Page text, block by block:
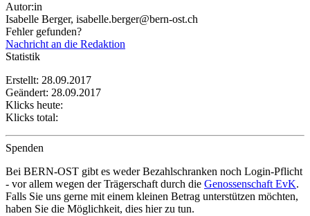
Autor:in
Isabelle Berger, isabelle.berger@bern-ost.ch
Fehler gefunden?
Nachricht an die Redaktion
Statistik
Erstellt: 28.09.2017
Geändert: 28.09.2017
Klicks heute:
Klicks total:
Spenden
Bei BERN-OST gibt es weder Bezahlschranken noch Login-Pflicht
- vor allem wegen der Trägerschaft durch die Genossenschaft EvK.
Falls Sie uns gerne mit einem kleinen Betrag unterstützen möchten,
haben Sie die Möglichkeit, dies hier zu tun.